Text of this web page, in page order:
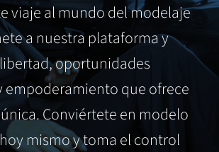
viaje al mundo del modelaje
a nuestra plataforma y
oportunidades
empoderamiento que ofrece
Conviértete en modelo
mismo y toma el control